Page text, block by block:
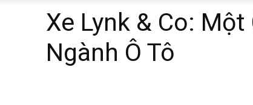
Xe Lynk & Co:
Ngành Ô Tô